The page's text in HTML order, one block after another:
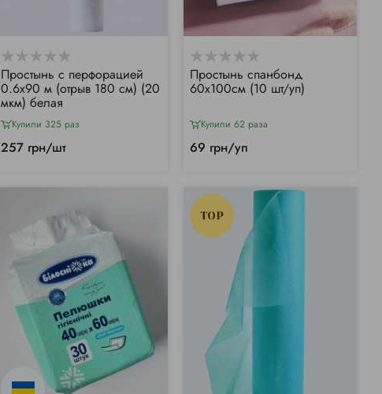
Простынь с перфорацией
0.6х90 м (отрыв 180 см) (20
мкм) белая
Купили 325 раз
257 грн/шт
Простынь спанбонд
60х100см (10 шт/уп)
Купили 62 раза
69 грн/уп
TOP